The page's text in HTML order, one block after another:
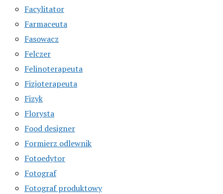
Facylitator
Farmaceuta
Fasowacz
Felczer
Felinoterapeuta
Fizjoterapeuta
Fizyk
Florysta
Food designer
Formierz odlewnik
Fotoedytor
Fotograf
Fotograf produktowy